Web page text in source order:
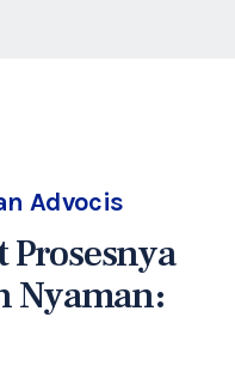
Advocis
Nyaman: